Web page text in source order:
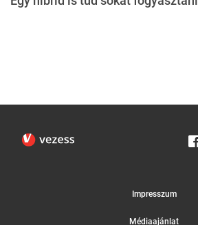
Impresszum
Médiaajánlat